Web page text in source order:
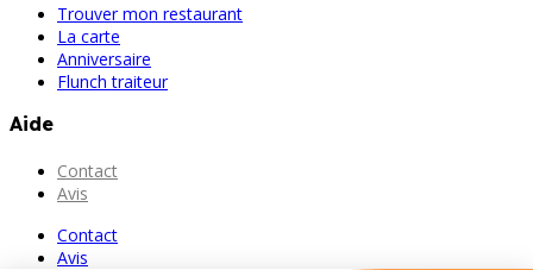
Trouver mon restaurant
La carte
Anniversaire
Flunch traiteur
Aide
Contact
Avis
Contact
Avis